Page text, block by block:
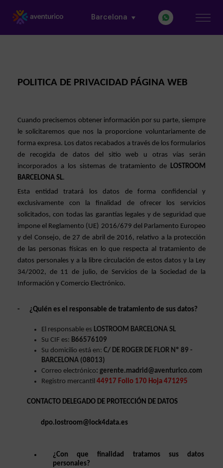
Barcelona
POLITICA DE PRIVACIDAD PÁGINA WEB
Cuando precisemos obtener información por su parte, siempre
le solicitaremos que nos la proporcione voluntariamente de
forma expresa. Los datos recabados a través de los formularios
de recogida de datos del sitio web u otras vías serán
incorporados a los sistemas de tratamiento de LOSTROOM
BARCELONA SL.
Esta entidad tratará los datos de forma confidencial y
exclusivamente con la finalidad de ofrecer los servicios
solicitados, con todas las garantías legales y de seguridad que
impone el Reglamento (UE) 2016/679 del Parlamento Europeo
y del Consejo, de 27 de abril de 2016, relativo a la protección
de las personas físicas en lo que respecta al tratamiento de
datos personales y a la libre circulación de estos datos y la Ley
34/2002, de 11 de julio, de Servicios de la Sociedad de la
Información y Comercio Electrónico.
- ¿Quién es el responsable de tratamiento de sus datos?
El responsable es LOSTROOM BARCELONA SL
Su CIF es: B66576109
Su domicilio está en: C/ DE ROGER DE FLOR Nº 89 -
BARCELONA (08013)
Correo electrónico: gerente.madrid@aventurico.com
Registro mercantil 44917 Folio 170 Hoja 471295
CONTACTO DELEGADO DE PROTECCIÓN DE DATOS
dpo.lostroom@lock4data.es
¿Con que finalidad tratamos sus datos
personales?